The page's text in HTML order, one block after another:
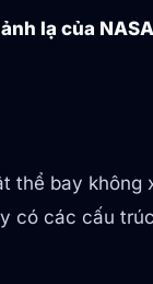
lạ của
thể bay
có các cấu